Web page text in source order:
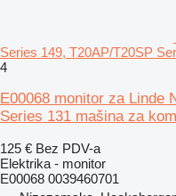
Series 149, T20AP/T20SP
4
E00068 monitor za Linde
Series 131 mašina za
125 € Bez PDV-a
Elektrika - monitor
E00068 0039460701